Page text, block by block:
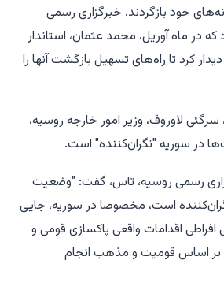
خود بازگردند. خبرگزاری رسمی
که در ماه آوریل، محمد عثمان، استاندار
کرد تا راه‌های تسهیل بازگشت آنها را
لاوروف، وزیر امور خارجه روسیه،
در سوریه "نگران‌کننده" است.
رسمی روسیه، تاس، گفت: "وضعیت
است، مخصوصا در سوریه، جایی
اقدامات واقعی پاکسازی قومی و
اساس قومیت و مذهب انجام